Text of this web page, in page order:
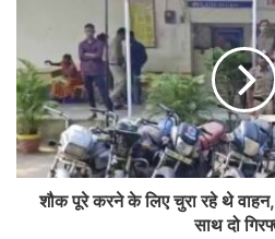
शौक पूरे करने के लिए चुरा रहे थे
साथ दो